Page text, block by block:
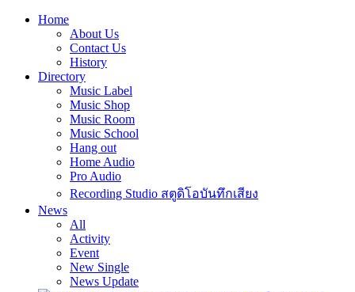
Home
About Us
Contact Us
History
Directory
Music Label
Music Shop
Music Room
Music School
Hang out
Home Audio
Pro Audio
Recording Studio สตูดิโอบันทึกเสียง
News
All
Activity
Event
New Single
News Update